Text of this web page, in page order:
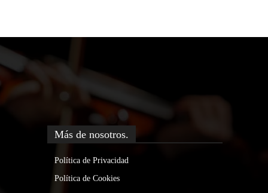
Más de nosotros.
Política de Privacidad
Política de Cookies